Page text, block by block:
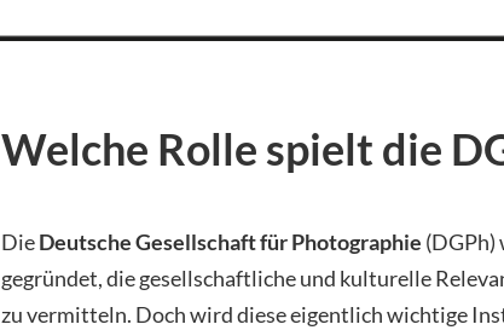
Welche Rolle spielt die
DieDeutsche Gesellschaft für Photographie (DGPh)
gegründet, die gesellschaftliche und kulturelle
zu vermitteln. Doch wird diese eigentlich wichtige